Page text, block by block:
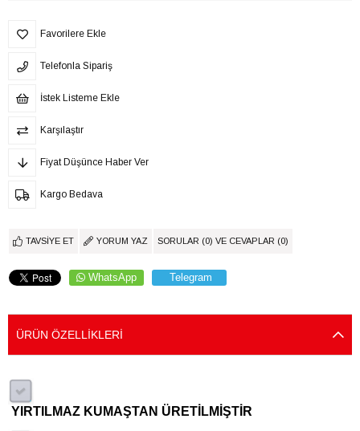
Favorilere Ekle
Telefonla Sipariş
İstek Listeme Ekle
Karşılaştır
Fiyat Düşünce Haber Ver
Kargo Bedava
TAVSIYE ET YORUM YAZ SORULAR (0) VE CEVAPLAR (0)
WhatsApp Telegram
ÜRÜN ÖZELLIKLERI
YIRTILMAZ KUMAŞTAN ÜRETİLMİŞTİR